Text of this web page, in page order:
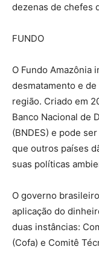
dezenas de chefes
FUNDO
O Fundo Amazônia
desmatamento e
região. Criado em
Banco Nacional de
(BNDES) e pode
que outros países
suas políticas
O governo
aplicação do
duas instâncias:
(Cofa) e Comitê